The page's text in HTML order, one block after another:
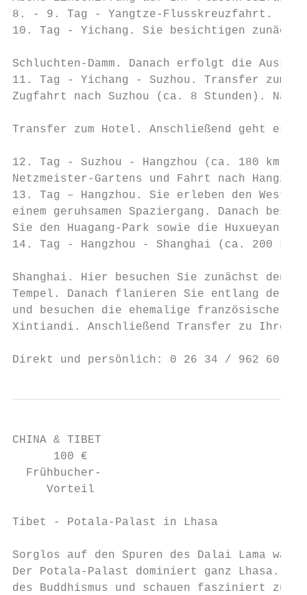
CHINA & TIBET
      100 €
  Frühbucher-
     Vorteil
Tibet - Potala-Palast in Lhasa
Sorglos auf den Spuren des Dalai Lama
Der Potala-Palast dominiert ganz Lhasa.
des Buddhismus und schauen fasziniert zu,